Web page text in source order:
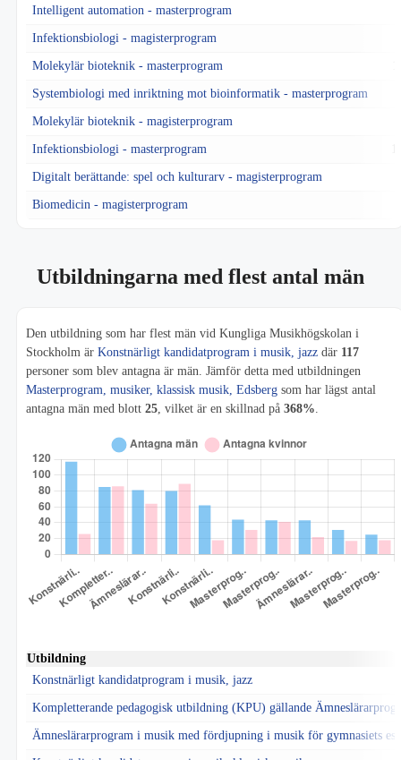
Intelligent automation - masterprogram
Infektionsbiologi - magisterprogram
Molekylär bioteknik - masterprogram
Systembiologi med inriktning mot bioinformatik - masterprogram
Molekylär bioteknik - magisterprogram
Infektionsbiologi - masterprogram
Digitalt berättande: spel och kulturarv - magisterprogram
Biomedicin - magisterprogram
Utbildningarna med flest antal män
Den utbildning som har flest män vid Kungliga Musikhögskolan i
Stockholm är Konstnärligt kandidatprogram i musik, jazz där 117
personer som blev antagna är män. Jämför detta med utbildningen
Masterprogram, musiker, klassisk musik, Edsberg som har lägst antal
antagna män med blott 25, vilket är en skillnad på 368%.
Utbildning
Konstnärligt kandidatprogram i musik, jazz
Kompletterande pedagogisk utbildning (KPU) gällande
Ämneslärarprogram i musik med fördjupning i musik för gymnasiets